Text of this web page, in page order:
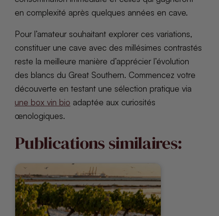
en complexité après quelques années en cave.
Pour l’amateur souhaitant explorer ces variations,
constituer une cave avec des millésimes contrastés
reste la meilleure manière d’apprécier l’évolution
des blancs du Great Southern. Commencez votre
découverte en testant une sélection pratique via
une box vin bio adaptée aux curiosités
œnologiques.
Publications similaires: